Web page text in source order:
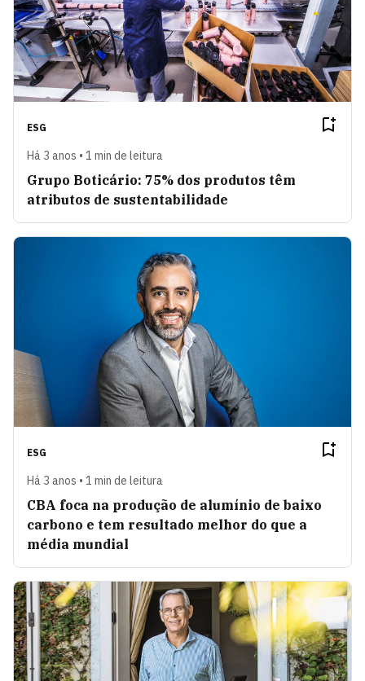
ESG
Há 3 anos • 1 min de leitura
Grupo Boticário: 75% dos produtos têm
atributos de sustentabilidade
ESG
Há 3 anos • 1 min de leitura
CBA foca na produção de alumínio de baixo
carbono e tem resultado melhor do que a
média mundial